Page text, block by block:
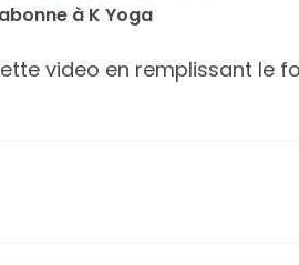
à K Yoga
video en remplissant le